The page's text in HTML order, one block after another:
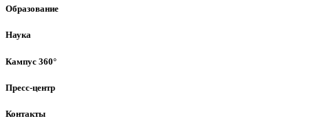
Образование
Наука
Кампус 360°
Пресс-центр
Контакты